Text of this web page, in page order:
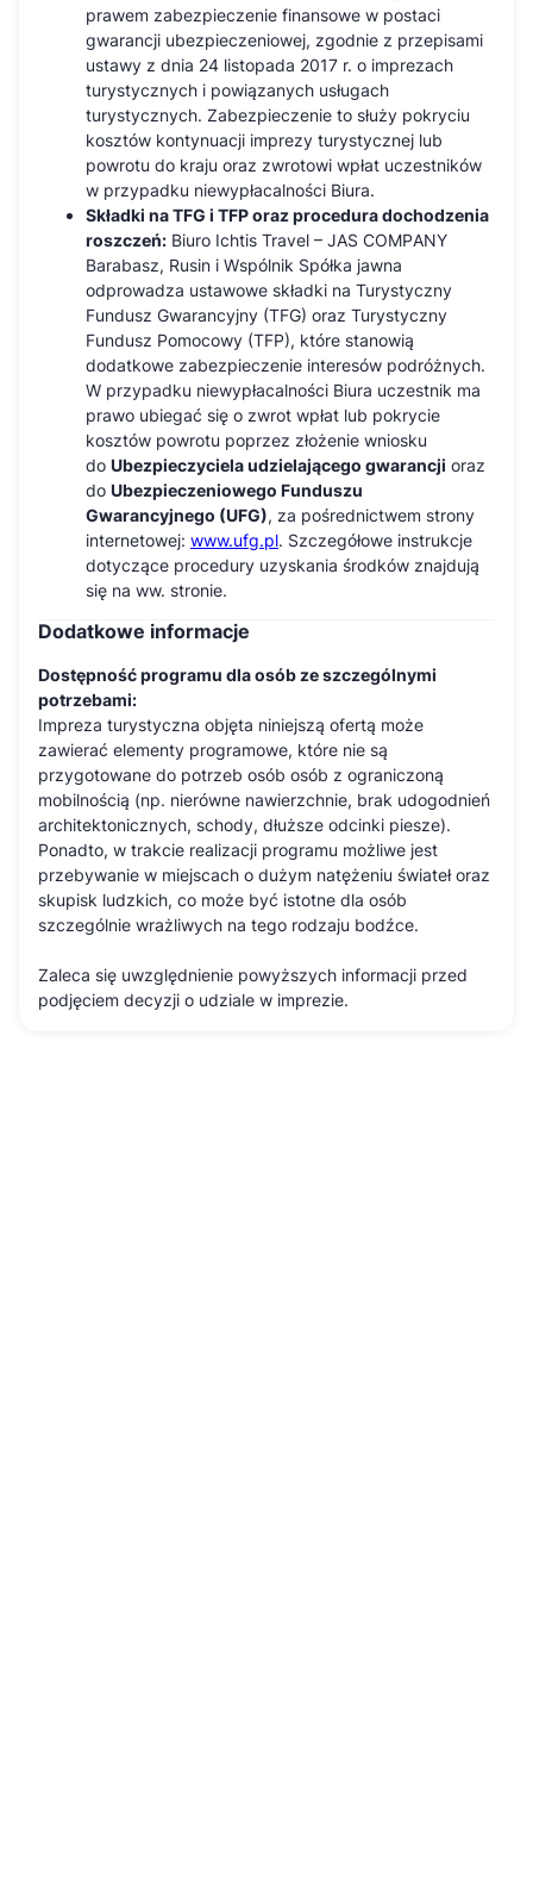
prawem zabezpieczenie finansowe w postaci
gwarancji ubezpieczeniowej, zgodnie z przepisami
ustawy z dnia 24 listopada 2017 r. o imprezach
turystycznych i powiązanych usługach
turystycznych. Zabezpieczenie to służy pokryciu
kosztów kontynuacji imprezy turystycznej lub
powrotu do kraju oraz zwrotowi wpłat uczestników
w przypadku niewypłacalności Biura.
Składki na TFG i TFP oraz procedura dochodzenia
roszczeń: Biuro Ichtis Travel – JAS COMPANY
Barabasz, Rusin i Wspólnik Spółka jawna
odprowadza ustawowe składki na Turystyczny
Fundusz Gwarancyjny (TFG) oraz Turystyczny
Fundusz Pomocowy (TFP), które stanowią
dodatkowe zabezpieczenie interesów podróżnych.
W przypadku niewypłacalności Biura uczestnik ma
prawo ubiegać się o zwrot wpłat lub pokrycie
kosztów powrotu poprzez złożenie wniosku
do Ubezpieczyciela udzielającego gwarancji oraz
do Ubezpieczeniowego Funduszu
Gwarancyjnego (UFG), za pośrednictwem strony
internetowej: www.ufg.pl. Szczegółowe instrukcje
dotyczące procedury uzyskania środków znajdują
się na ww. stronie.
Dodatkowe informacje
Dostępność programu dla osób ze szczególnymi
potrzebami:
Impreza turystyczna objęta niniejszą ofertą może
zawierać elementy programowe, które nie są
przygotowane do potrzeb osób osób z ograniczoną
mobilnością (np. nierówne nawierzchnie, brak udogodnień
architektonicznych, schody, dłuższe odcinki piesze).
Ponadto, w trakcie realizacji programu możliwe jest
przebywanie w miejscach o dużym natężeniu świateł oraz
skupisk ludzkich, co może być istotne dla osób
szczególnie wrażliwych na tego rodzaju bodźce.
Zaleca się uwzględnienie powyższych informacji przed
podjęciem decyzji o udziale w imprezie.